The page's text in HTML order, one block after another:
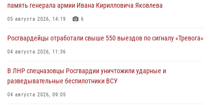
память генерала армии Ивана Кирилловича Яковлева
05 августа 2026, 14:19 6
Росгвардейцы отработали свыше 550 выездов по сигналу «Тревога»
04 августа 2026, 11:36
В ЛНР спецназовцы Росгвардии уничтожили ударные и
разведывательные беспилотники ВСУ
04 августа 2026, 09:05